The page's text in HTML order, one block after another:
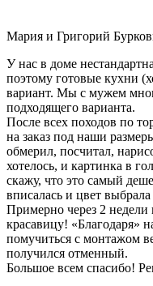
Мария и Григорий
У нас в доме
поэтому готовые кухни
вариант. Мы с мужем
подходящего варианта.
После всех походов по
на заказ под наши
обмерил, посчитал,
хотелось, и картинка в
скажу, что это самый
вписалась и цвет
Примерно через 2
красавицу!
помучиться с монтажом
получился отменный.
Большое всем спасибо!